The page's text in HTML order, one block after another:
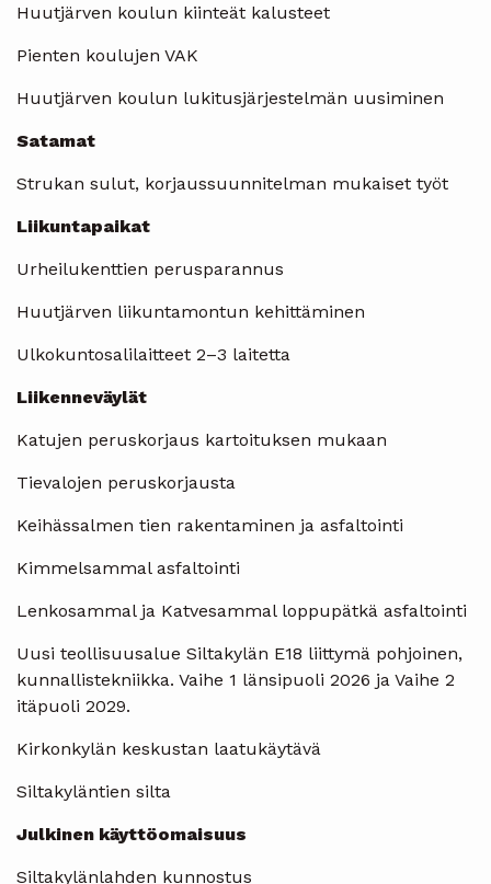
Huutjärven koulun kiinteät kalusteet
Pienten koulujen VAK
Huutjärven koulun lukitusjärjestelmän uusiminen
Satamat
Strukan sulut, korjaussuunnitelman mukaiset työt
Liikuntapaikat
Urheilukenttien perusparannus
Huutjärven liikuntamontun kehittäminen
Ulkokuntosalilaitteet 2–3 laitetta
Liikenneväylät
Katujen peruskorjaus kartoituksen mukaan
Tievalojen peruskorjausta
Keihässalmen tien rakentaminen ja asfaltointi
Kimmelsammal asfaltointi
Lenkosammal ja Katvesammal loppupätkä asfaltointi
Uusi teollisuusalue Siltakylän E18 liittymä pohjoinen,
kunnallistekniikka. Vaihe 1 länsipuoli 2026 ja Vaihe 2
itäpuoli 2029.
Kirkonkylän keskustan laatukäytävä
Siltakyläntien silta
Julkinen käyttöomaisuus
Siltakylänlahden kunnostus